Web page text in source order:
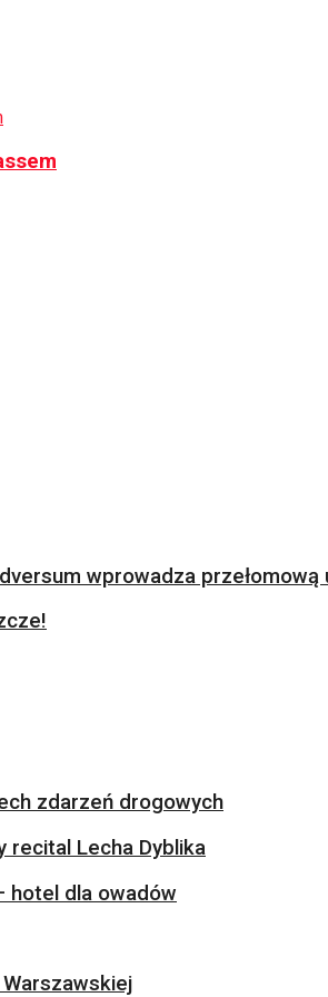
wprowadza
zdarzeń drogowych
recital Lecha Dyblika
hotel dla owadów
Warszawskiej